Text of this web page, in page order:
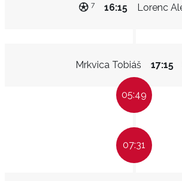
Lorenc
16:15
7
Mrkvica Tobiáš 17:15
05:49
07:31